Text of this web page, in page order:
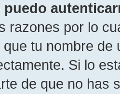
puedo
razones por lo
tu nombre
Si lo
de que no has